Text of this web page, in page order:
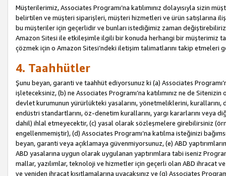
Müşterilerimiz, Associates Programı’na katılımınız dolayısıyla sizin
belirtilen ve müşteri siparişleri, müşteri hizmetleri ve ürün satışlarına
bu müşteriler için geçerlidir ve bunları istediğimiz zaman
Amazon Sitesi ile etkileşimle ilgili bir konuda herhangi bir müşterimiz
çözmek için o Amazon Sitesi’ndeki iletişim talimatlarını takip etmeleri
4. Taahhütler
Şunu beyan, garanti ve taahhüt ediyorsunuz ki (a) Associates
işleteceksiniz, (b) ne Associates Programı’na katılımınız ne de
devlet kurumunun yürürlükteki yasalarını, yönetmeliklerini,
endüstri standartlarını, öz-denetim kurallarını, yargı kararlarını
dahil) ihlal etmeyecektir, (c) yasal olarak sözleşmelere girebilirsiniz
engellenmemiştir), (d) Associates Programı’na katılma isteğinizi
beyan, garanti veya açıklamaya güvenmiyorsunuz, (e) ABD
ABD yasalarına uygun olarak uygulanan yaptırımlara tabi iseniz
mallar, yazılımlar, teknoloji ve hizmetler için geçerli olan ABD ihracat
ve yeniden ihracat kısıtlamalarına uyacaksınız ve (g) Associates